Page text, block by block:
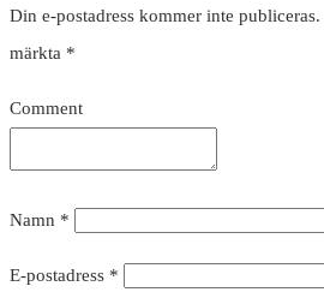
Din e-postadress kommer inte publiceras.
märkta *
Comment
Namn *
E-postadress *